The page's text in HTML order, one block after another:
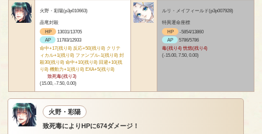
火野・彩陽(p3p010663)
晶竜封殺
HP
13031/13705
AP
11783/12933
命中+17(残り8) 反応+50(残り8) クリテ
ィカル+1(残り8) ファンブル-1(残り8) 封
殺30(残り8) 命中+10(残り8) 回避+10(残
り8) 機動力+1(残り8) EXA+5(残り8)
致死毒(残り3)
(15.00, -7.50, 0.00)
ルリ・メイフィールド(p3p007928)
特異運命座標
HP
-5854/13860
AP
5786/5786
毒(残り4) 恍惚(残り4)
(-15.00, 7.50, 0.00)
火野・彩陽
致死毒によりHPに674ダメージ！